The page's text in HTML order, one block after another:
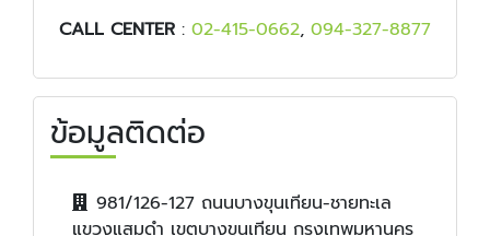
CALL CENTER : 02-415-0662, 094-327-8877
ข้อมูลติดต่อ
981/126-127 ถนนบางขุนเทียน-ชายทะเล
แขวงแสมดำ เขตบางขุนเทียน กรุงเทพมหานคร